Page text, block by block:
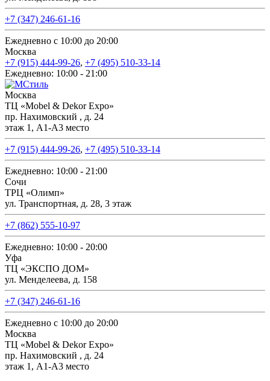
+7 (347) 246-61-16
Ежедневно с 10:00 до 20:00
Москва
+7 (915) 444-99-26, +7 (495) 510-33-14
Ежедневно: 10:00 - 21:00
Москва
ТЦ «Mobel & Dekor Expo»
пр. Нахимовский , д. 24
этаж 1, А1-А3 место
+7 (915) 444-99-26, +7 (495) 510-33-14
Ежедневно: 10:00 - 21:00
Сочи
ТРЦ «Олимп»
ул. Транспортная, д. 28, 3 этаж
+7 (862) 555-10-97
Ежедневно: 10:00 - 20:00
Уфа
ТЦ «ЭКСПО ДОМ»
ул. Менделеева, д. 158
+7 (347) 246-61-16
Ежедневно с 10:00 до 20:00
Москва
ТЦ «Mobel & Dekor Expo»
пр. Нахимовский , д. 24
этаж 1, А1-А3 место